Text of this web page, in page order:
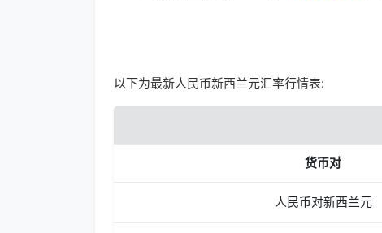
以下为最新人民币新西兰元汇率行情表:
货币对
人民币对新西兰元